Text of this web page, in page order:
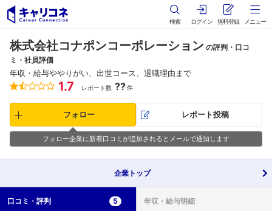
検索 ログイン 無料登録 メニュー
株式会社コナポンコーポレーション の評判・口コ
ミ・社員評価
年収・給与ややりがい、出世コース、退職理由まで
1.7 レポート数 ??件
フォロー レポート投稿
フォロー企業に新着口コミが追加されるとメールで通知します
企業 トップ
口コミ・ 評判 5 年収・ 給与明細